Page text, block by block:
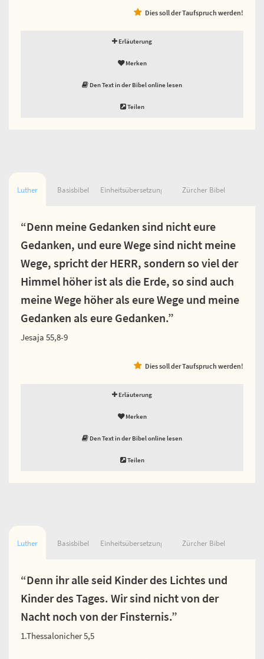
Dies soll der Taufspruch werden!
Erläuterung
Merken
Den Text in der Bibel online lesen
Teilen
Luther Basisbibel Einheitsübersetzung Zürcher Bibel
“Denn meine Gedanken sind nicht eure
Gedanken, und eure Wege sind nicht meine
Wege, spricht der HERR, sondern so viel der
Himmel höher ist als die Erde, so sind auch
meine Wege höher als eure Wege und meine
Gedanken als eure Gedanken.”
Jesaja 55,8-9
Dies soll der Taufspruch werden!
Erläuterung
Merken
Den Text in der Bibel online lesen
Teilen
Luther Basisbibel Einheitsübersetzung Zürcher Bibel
“Denn ihr alle seid Kinder des Lichtes und
Kinder des Tages. Wir sind nicht von der
Nacht noch von der Finsternis.”
1.Thessalonicher 5,5